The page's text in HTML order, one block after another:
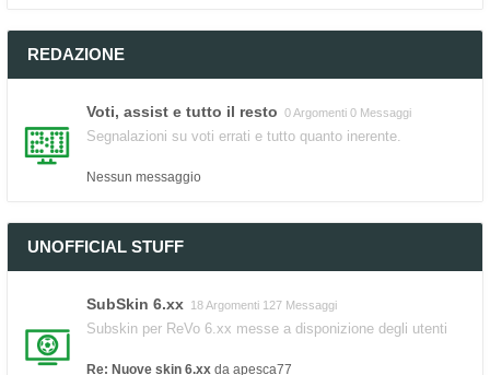
REDAZIONE
Voti, assist e tutto il resto 0 Argomenti 0 Messaggi
Segnalazioni su voti errati e tutto quanto inerente.
Nessun messaggio
UNOFFICIAL STUFF
SubSkin 6.xx 18 Argomenti 127 Messaggi
Subskin per ReVo 6.xx messe a disponizione degli utenti
Re: Nuove skin 6.xx da apesca77